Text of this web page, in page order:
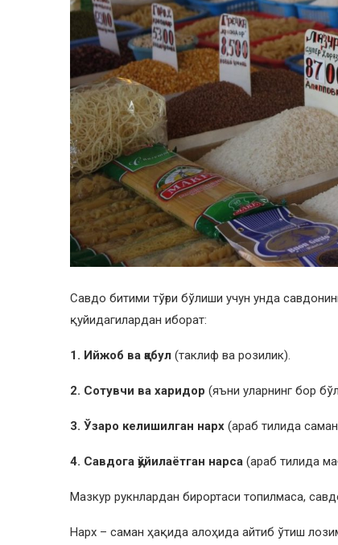
Савдо битими тўғри бўлиши учун унда
қуйидагилардан иборат:
1. Ийжоб ва қабул (таклиф ва розилик).
2. Сотувчи ва харидор (яъни уларнинг бор
3. Ўзаро келишилган нарх
4. Савдога қўйилаётган нарса (араб тилида
Мазкур рукнлардан бирортаси топилмаса,
Нарх – саман ҳақида алоҳида айтиб ўтиш